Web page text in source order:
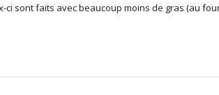
ci sont faits avec beaucoup moins de gras (au